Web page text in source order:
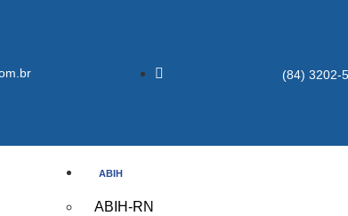
(84) 3202-
ABIH
ABIH-RN